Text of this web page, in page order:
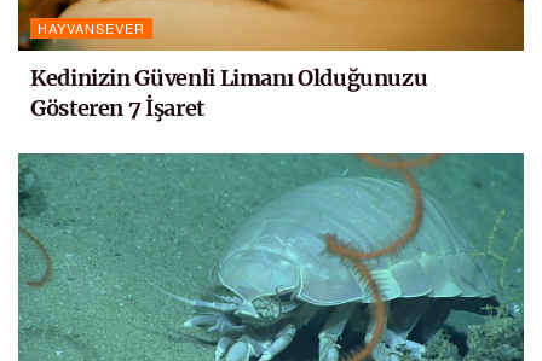
HAYVANSEVER
Kedinizin Güvenli Limanı Olduğunuzu
Gösteren 7 İşaret